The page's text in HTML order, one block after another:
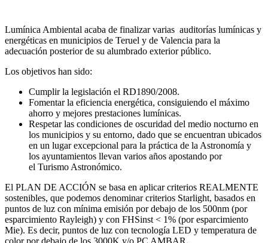
Lumínica Ambiental acaba de finalizar varias auditorías lumínicas y
energéticas en municipios de Teruel y de Valencia para la
adecuación posterior de su alumbrado exterior público.
Los objetivos han sido:
Cumplir la legislación el RD1890/2008.
Fomentar la eficiencia energética, consiguiendo el máximo
ahorro y mejores prestaciones lumínicas.
Respetar las condiciones de oscuridad del medio nocturno en
los municipios y su entorno, dado que se encuentran ubicados
en un lugar excepcional para la práctica de la Astronomía y
los ayuntamientos llevan varios años apostando por
el Turismo Astronómico.
El PLAN DE ACCIÓN se basa en aplicar criterios REALMENTE
sostenibles, que podemos denominar criterios Starlight, basados en
puntos de luz con mínima emisión por debajo de los 500nm (por
esparcimiento Rayleigh) y con FHSinst < 1% (por esparcimiento
Mie). Es decir, puntos de luz con tecnología LED y temperatura de
color por debajo de los 3000K y/o PC AMBAR.